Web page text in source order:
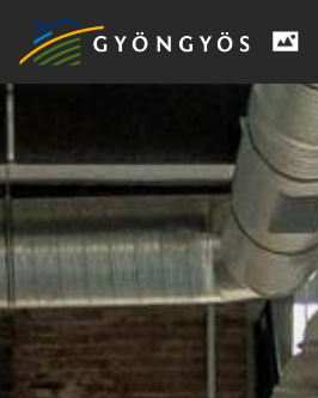
A
VÁROS